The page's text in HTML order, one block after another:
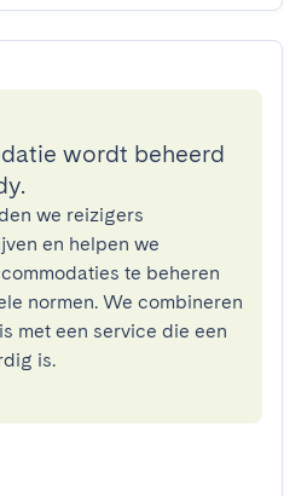
wordt beheerd
we reizigers
en helpen we
te beheren
normen. We combineren
met een service die een
is.